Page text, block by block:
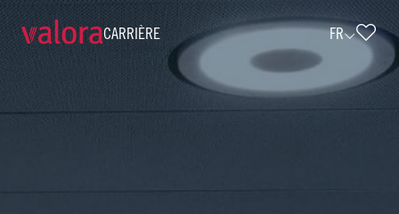
CARRIÈRE FR
Verkäufer k kiosk - Teilzeit (w/m/d) •